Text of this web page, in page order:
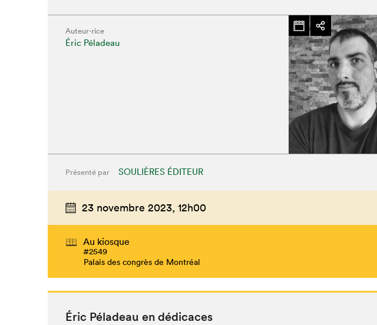
Auteur·rice
Éric Péladeau
Présenté par SOULIÈRES ÉDITEUR
23 novembre 2023, 12h00
Au kiosque
#2549
Palais des congrès de Montréal
Éric Péladeau en dédicaces